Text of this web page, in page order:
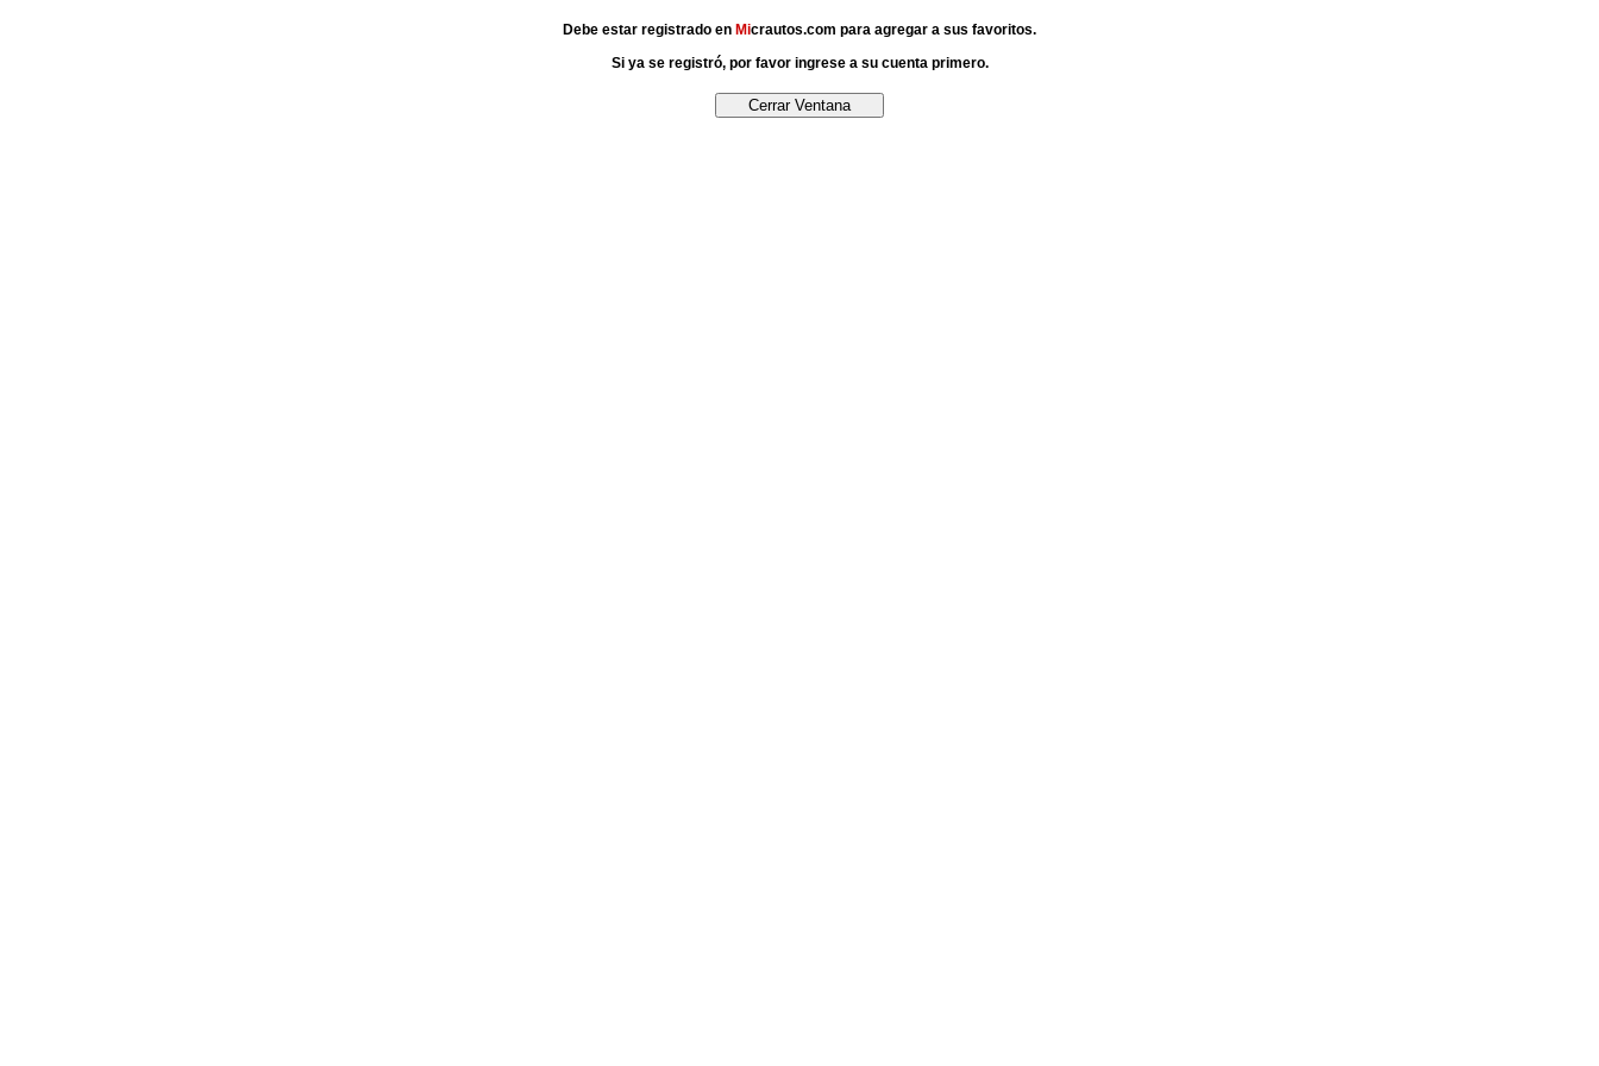
Debe estar registrado en Micrautos.com para agregar a sus favoritos.
Si ya se registró, por favor ingrese a su cuenta primero.